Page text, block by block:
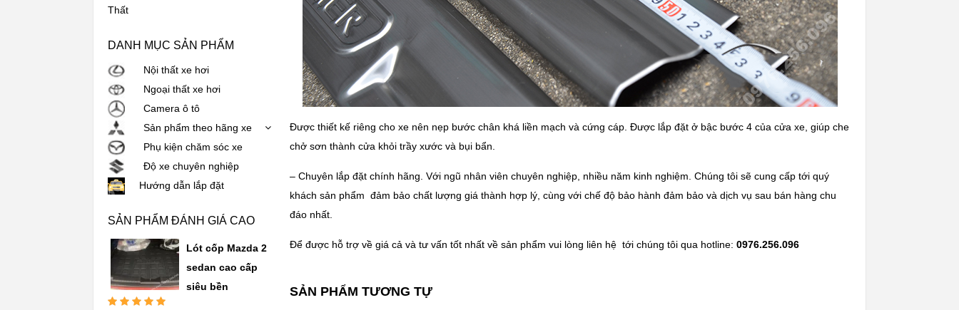
Được thiết kế riêng cho xe nên nẹp bước chân khá liền mạch và cứng cáp. Được lắp đặt ở bậc bước 4 của cửa xe, giúp che
chở sơn thành cửa khỏi trầy xước và bụi bẩn.
– Chuyên lắp đặt chính hãng. Với ngũ nhân viên chuyên nghiệp, nhiều năm kinh nghiệm. Chúng tôi sẽ cung cấp tới quý
khách sản phẩm đảm bảo chất lượng giá thành hợp lý, cùng với chế độ bảo hành đảm bảo và dịch vụ sau bán hàng chu
đáo nhất.
Để được hỗ trợ về giá cả và tư vấn tốt nhất về sản phẩm vui lòng liên hệ tới chúng tôi qua hotline: 0976.256.096
SẢN PHẨM TƯƠNG TỰ
Thất
DANH MỤC SẢN PHẨM
Nội thất xe hơi
Ngoại thất xe hơi
Camera ô tô
Sản phẩm theo hãng xe
Phụ kiện chăm sóc xe
Độ xe chuyên nghiệp
Hướng dẫn lắp đặt
SẢN PHẨM ĐÁNH GIÁ CAO
Lót cốp Mazda 2
sedan cao cấp
siêu bền